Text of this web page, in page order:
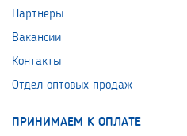
Партнеры
Вакансии
Контакты
Отдел оптовых продаж
ПРИНИМАЕМ К ОПЛАТЕ